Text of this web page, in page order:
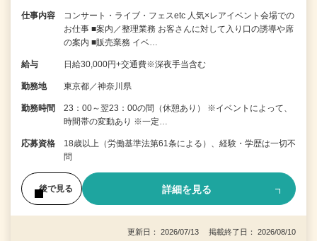
仕事内容
コンサート・ライブ・フェスetc 人気×レアイベント会場での
お仕事 ■案内／整理業務 お客さんに対して入り口の誘導や席
の案内 ■販売業務 イベ…
給与 日給30,000円+交通費※深夜手当含む
勤務地 東京都／神奈川県
勤務時間
23：00～翌23：00の間（休憩あり） ※イベントによって、
時間帯の変動あり ※一定…
応募資格
18歳以上（労働基準法第61条による）、経験・学歴は一切不
問
後で見る 詳細を見る
更新日： 2026/07/13 掲載終了日： 2026/08/10